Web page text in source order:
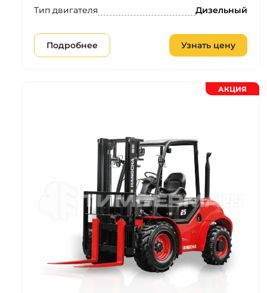
Тип двигателя Дизельный
Подробнее Узнать цену
АКЦИЯ